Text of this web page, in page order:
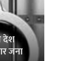
देश
जना